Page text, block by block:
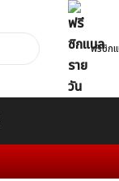
ฟรีซิก